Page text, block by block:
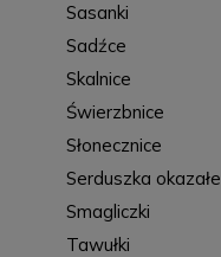
Sasanki
Sadźce
Skalnice
Świerzbnice
Słonecznice
Serduszka okazałe
Smagliczki
Tawułki